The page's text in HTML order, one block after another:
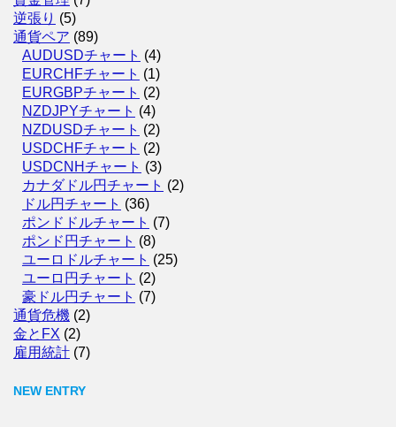
逆張り (5)
通貨ペア (89)
AUDUSDチャート (4)
EURCHFチャート (1)
EURGBPチャート (2)
NZDJPYチャート (4)
NZDUSDチャート (2)
USDCHFチャート (2)
USDCNHチャート (3)
カナダドル円チャート (2)
ドル円チャート (36)
ポンドドルチャート (7)
ポンド円チャート (8)
ユーロドルチャート (25)
ユーロ円チャート (2)
豪ドル円チャート (7)
通貨危機 (2)
金とFX (2)
雇用統計 (7)
NEW ENTRY